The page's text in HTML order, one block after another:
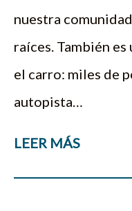
nuestra
raíces. También
el carro: miles de
autopista…
LEER MÁS